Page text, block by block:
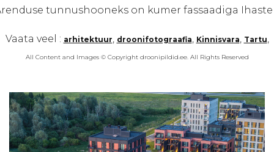
tunnushooneks on kumer fassaadiga
Vaata veel : arhitektuur, droonifotograafia, Kinnisvara, Tartu,
All Content and Images © Copyright droonipildid.ee. All Rights Reserved